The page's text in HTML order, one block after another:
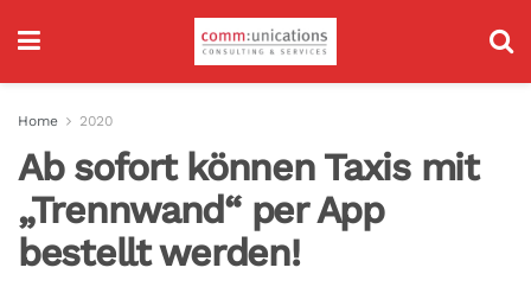
Home 2020
Ab sofort können Taxis mit
„Trennwand“ per App
bestellt werden!